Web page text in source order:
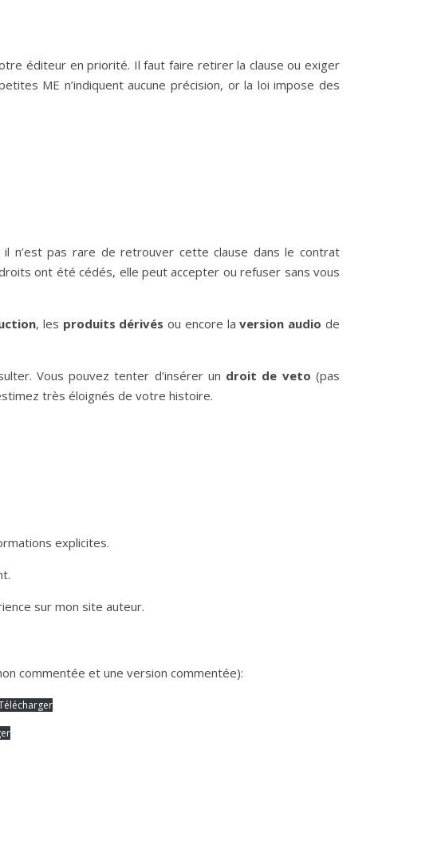
éditeur en priorité. Il faut faire retirer la clause ou exiger
ME n’indiquent aucune précision, or la loi impose des
il n’est pas rare de retrouver cette clause dans le contrat
ont été cédés, elle peut accepter ou refuser sans vous
, les produits dérivés ou encore laversion audiode
Vous pouvez tenter d’insérer un droit de veto (pas
très éloignés de votre histoire.
explicites.
sur mon site auteur.
commentée et une version commentée):